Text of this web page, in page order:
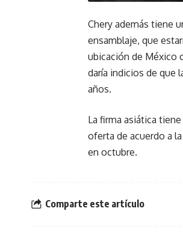
Chery además tiene
ensamblaje, que
ubicación de México
daría indicios de que
años.
La firma asiática
oferta de acuerdo a
en octubre.
Comparte este artículo